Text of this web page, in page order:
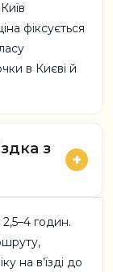
фіксується
в Києві й
з
годин.
на в’їзді до